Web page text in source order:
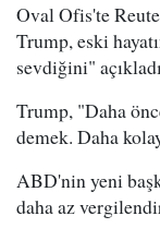
Oval Ofis'te
Trump, eski
sevdiğini"
Trump, "Daha
demek. Daha
ABD'nin yeni
daha az